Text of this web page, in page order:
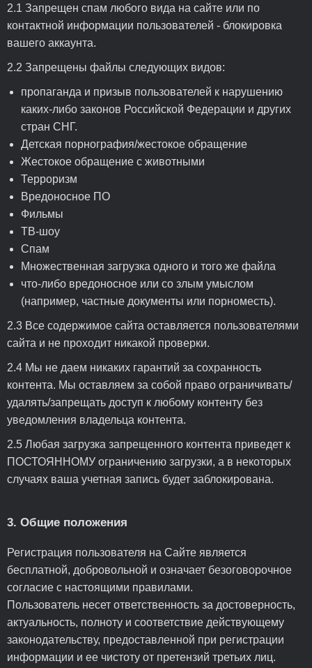
2.1 Запрещен спам любого вида на сайте или по
контактной информации пользователей - блокировка
вашего аккаунта.
2.2 Запрещены файлы следующих видов:
пропаганда и призыв пользователей к нарушению
каких-либо законов Российской Федерации и других
стран СНГ.
Детская порнография/жестокое обращение
Жестокое обращение с животными
Терроризм
Вредоносное ПО
Фильмы
ТВ-шоу
Спам
Множественная загрузка одного и того же файла
что-либо вредоносное или со злым умыслом
(например, частные документы или порноместь).
2.3 Все содержимое сайта оставляется пользователями
сайта и не проходит никакой проверки.
2.4 Мы не даем никаких гарантий за сохранность
контента. Мы оставляем за собой право ограничивать/
удалять/запрещать доступ к любому контенту без
уведомления владельца контента.
2.5 Любая загрузка запрещенного контента приведет к
ПОСТОЯННОМУ ограничению загрузки, а в некоторых
случаях ваша учетная запись будет заблокирована.
3. Общие положения
Регистрация пользователя на Сайте является
бесплатной, добровольной и означает безоговорочное
согласие с настоящими правилами.
Пользователь несет ответственность за достоверность,
актуальность, полноту и соответствие действующему
законодательству, предоставленной при регистрации
информации и ее чистоту от претензий третьих лиц.